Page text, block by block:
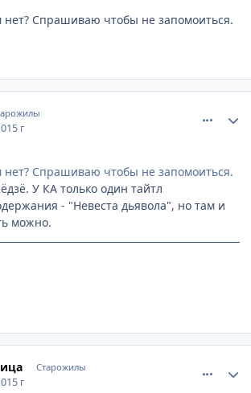
нет? Спрашиваю чтобы не запомоиться.
15 г
нет? Спрашиваю чтобы не запомоиться.
У КА только один тайтл
- "Невеста дьявола", но там и
можно.
Старожилы
15 г